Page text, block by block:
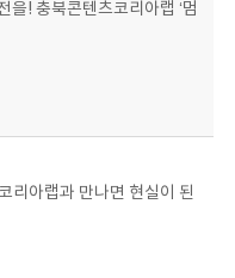
을! 충북콘텐츠코리아랩 ‘멈
리아랩과 만나면 현실이 된